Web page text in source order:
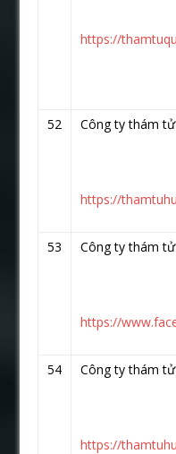
https://
52 Công ty thám
https://
53 Công ty thám
https://
54 Công ty thám
https://